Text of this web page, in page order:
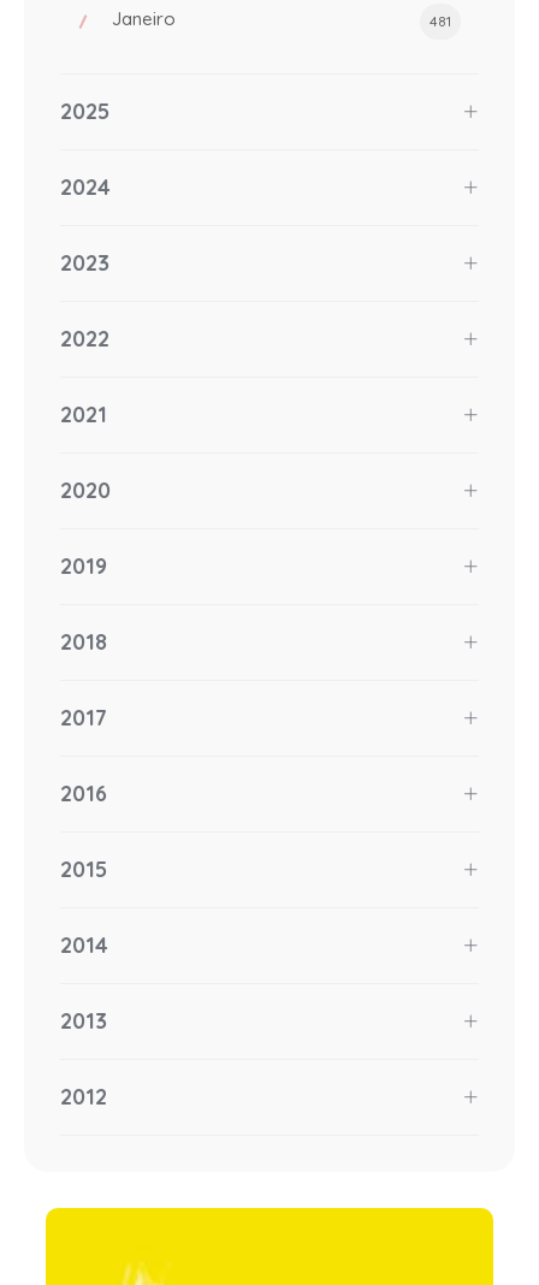
Janeiro 481
2025
2024
2023
2022
2021
2020
2019
2018
2017
2016
2015
2014
2013
2012